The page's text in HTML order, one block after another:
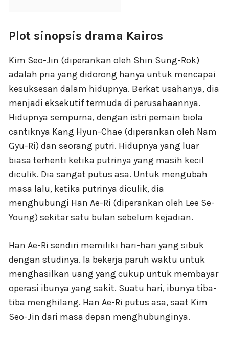
Plot sinopsis drama Kairos
Kim Seo-Jin (diperankan oleh Shin Sung-Rok)
adalah pria yang didorong hanya untuk mencapai
kesuksesan dalam hidupnya. Berkat usahanya, dia
menjadi eksekutif termuda di perusahaannya.
Hidupnya sempurna, dengan istri pemain biola
cantiknya Kang Hyun-Chae (diperankan oleh Nam
Gyu-Ri) dan seorang putri. Hidupnya yang luar
biasa terhenti ketika putrinya yang masih kecil
diculik. Dia sangat putus asa. Untuk mengubah
masa lalu, ketika putrinya diculik, dia
menghubungi Han Ae-Ri (diperankan oleh Lee Se-
Young) sekitar satu bulan sebelum kejadian.
Han Ae-Ri sendiri memiliki hari-hari yang sibuk
dengan studinya. Ia bekerja paruh waktu untuk
menghasilkan uang yang cukup untuk membayar
operasi ibunya yang sakit. Suatu hari, ibunya tiba-
tiba menghilang. Han Ae-Ri putus asa, saat Kim
Seo-Jin dari masa depan menghubunginya.